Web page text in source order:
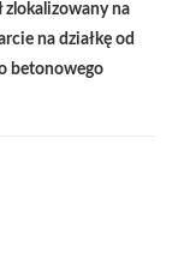
na
na działkę od
betonowego